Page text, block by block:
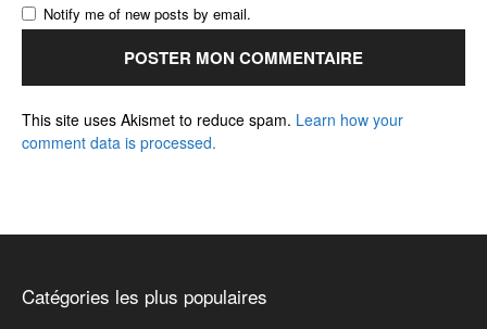
Notify me of new posts by email.
This site uses Akismet to reduce spam. Learn how your
comment data is processed.
Catégories les plus populaires